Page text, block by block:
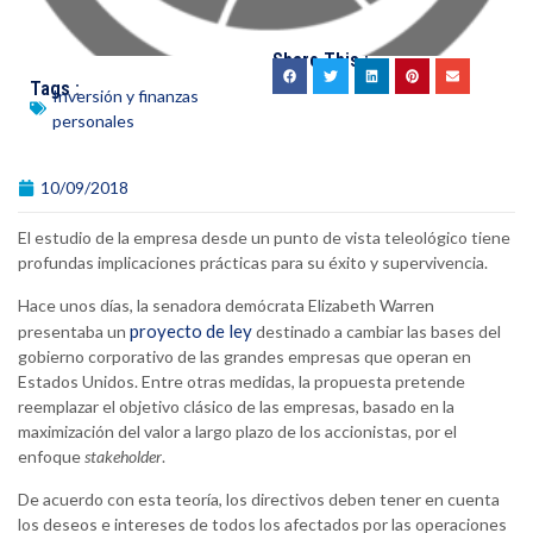
Tags :
Inversión y finanzas
personales
Share This :
10/09/2018
El estudio de la empresa desde un punto de vista teleológico tiene
profundas implicaciones prácticas para su éxito y supervivencia.
Hace unos días, la senadora demócrata Elizabeth Warren
presentaba un proyecto de leydestinado a cambiar las bases del
gobierno corporativo de las grandes empresas que operan en
Estados Unidos. Entre otras medidas, la propuesta pretende
reemplazar el objetivo clásico de las empresas, basado en la
maximización del valor a largo plazo de los accionistas, por el
enfoquestakeholder.
De acuerdo con esta teoría, los directivos deben tener en cuenta
los deseos e intereses de todos los afectados por las operaciones